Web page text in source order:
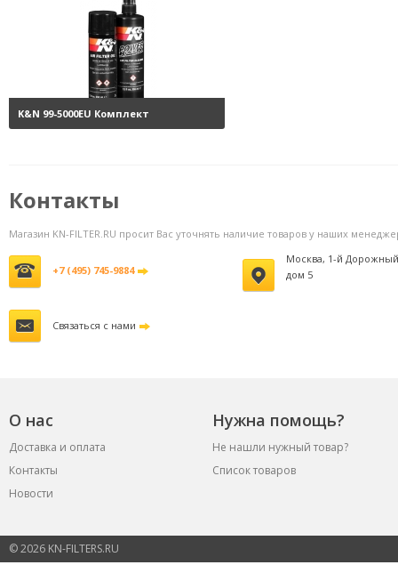
K&N 99-5000EU Комплект
Контакты
Магазин KN-FILTER.RU просит Вас уточнять наличие товаров у наших
+7 (495) 745-9884
Москва, 1-й
дом 5
Связаться с нами
О нас Нужна помощь?
Доставка и оплата
Не нашли нужный товар?
Контакты
Список товаров
Новости
© 2026 KN-FILTERS.RU